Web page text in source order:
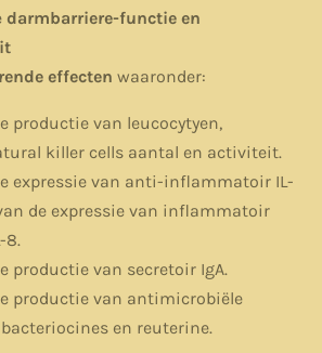
darmbarriere-functie en
effecten waaronder:
productie van leucocytyen,
killer cells aantal en activiteit.
expressie van anti-inflammatoir IL-
de expressie van inflammatoir
8.
productie van secretoir IgA.
productie van antimicrobiële
en reuterine.